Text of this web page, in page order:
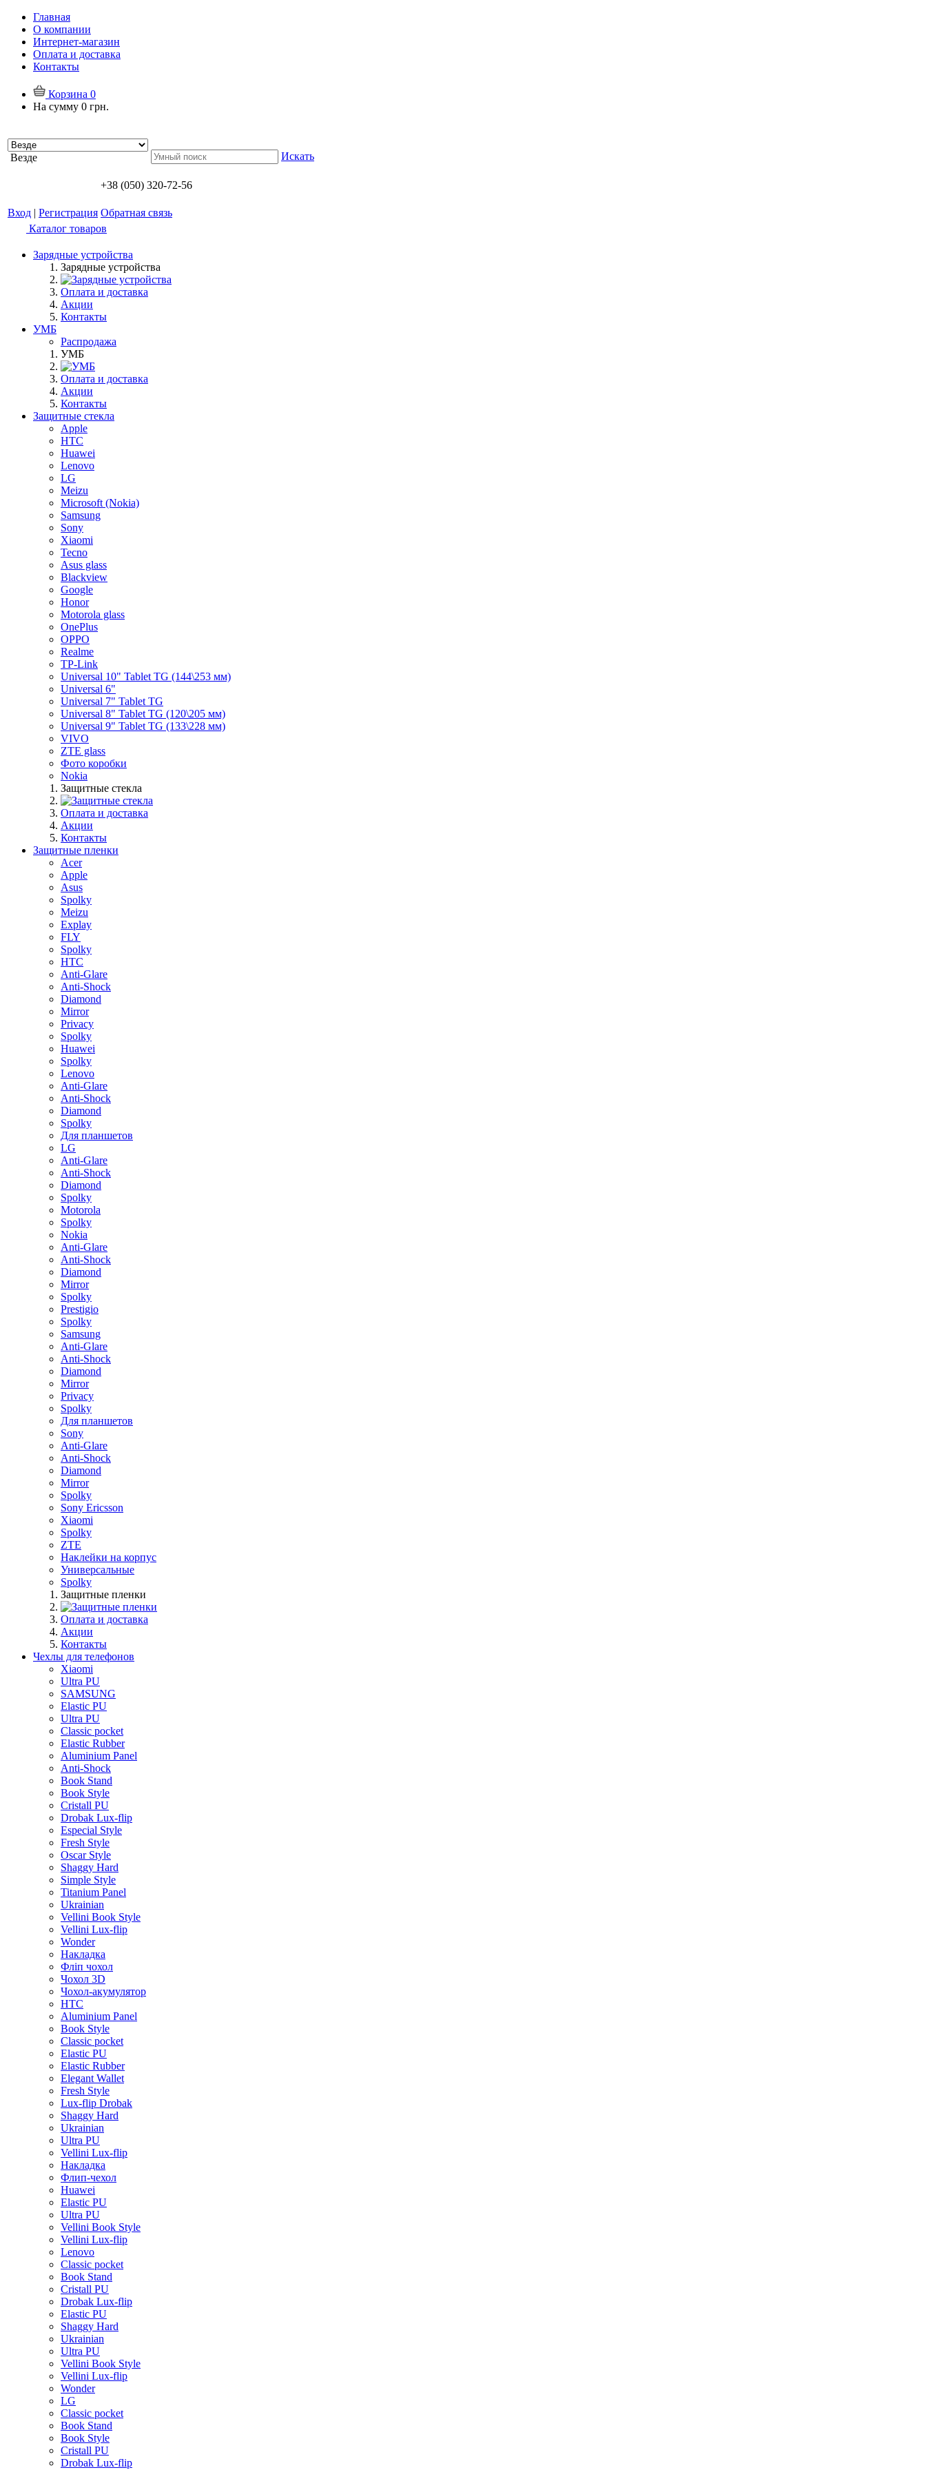
Главная
О компании
Интернет-магазин
Оплата и доставка
Контакты
Корзина 0
На сумму 0 грн.
Везде Искать
+38 (050) 320-72-56
Вход | Регистрация Обратная связь
Каталог товаров
Зарядные устройства
Зарядные устройства
Оплата и доставка
Акции
Контакты
УМБ
Распродажа
УМБ
Оплата и доставка
Акции
Контакты
Защитные стекла
Apple
HTC
Huawei
Lenovo
LG
Meizu
Microsoft (Nokia)
Samsung
Sony
Xiaomi
Tecno
Asus glass
Blackview
Google
Honor
Motorola glass
OnePlus
OPPO
Realme
TP-Link
Universal 10" Tablet TG (144\253 мм)
Universal 6"
Universal 7" Tablet TG
Universal 8" Tablet TG (120\205 мм)
Universal 9" Tablet TG (133\228 мм)
VIVO
ZTE glass
Фото коробки
Nokia
Защитные стекла
Оплата и доставка
Акции
Контакты
Защитные пленки
Acer
Apple
Asus
Spolky
Meizu
Explay
FLY
Spolky
HTC
Anti-Glare
Anti-Shock
Diamond
Mirror
Privacy
Spolky
Huawei
Spolky
Lenovo
Anti-Glare
Anti-Shock
Diamond
Spolky
Для планшетов
LG
Anti-Glare
Anti-Shock
Diamond
Spolky
Motorola
Spolky
Nokia
Anti-Glare
Anti-Shock
Diamond
Mirror
Spolky
Prestigio
Spolky
Samsung
Anti-Glare
Anti-Shock
Diamond
Mirror
Privacy
Spolky
Для планшетов
Sony
Anti-Glare
Anti-Shock
Diamond
Mirror
Spolky
Sony Ericsson
Xiaomi
Spolky
ZTE
Наклейки на корпус
Универсальные
Spolky
Защитные пленки
Оплата и доставка
Акции
Контакты
Чехлы для телефонов
Xiaomi
Ultra PU
SAMSUNG
Elastic PU
Ultra PU
Classic pocket
Elastic Rubber
Aluminium Panel
Anti-Shock
Book Stand
Book Style
Cristall PU
Drobak Lux-flip
Especial Style
Fresh Style
Oscar Style
Shaggy Hard
Simple Style
Titanium Panel
Ukrainian
Vellini Book Style
Vellini Lux-flip
Wonder
Накладка
Фліп чохол
Чохол 3D
Чохол-акумулятор
HTC
Aluminium Panel
Book Style
Classic pocket
Elastic PU
Elastic Rubber
Elegant Wallet
Fresh Style
Lux-flip Drobak
Shaggy Hard
Ukrainian
Ultra PU
Vellini Lux-flip
Накладка
Флип-чехол
Huawei
Elastic PU
Ultra PU
Vellini Book Style
Vellini Lux-flip
Lenovo
Classic pocket
Book Stand
Cristall PU
Drobak Lux-flip
Elastic PU
Shaggy Hard
Ukrainian
Ultra PU
Vellini Book Style
Vellini Lux-flip
Wonder
LG
Classic pocket
Book Stand
Book Style
Cristall PU
Drobak Lux-flip